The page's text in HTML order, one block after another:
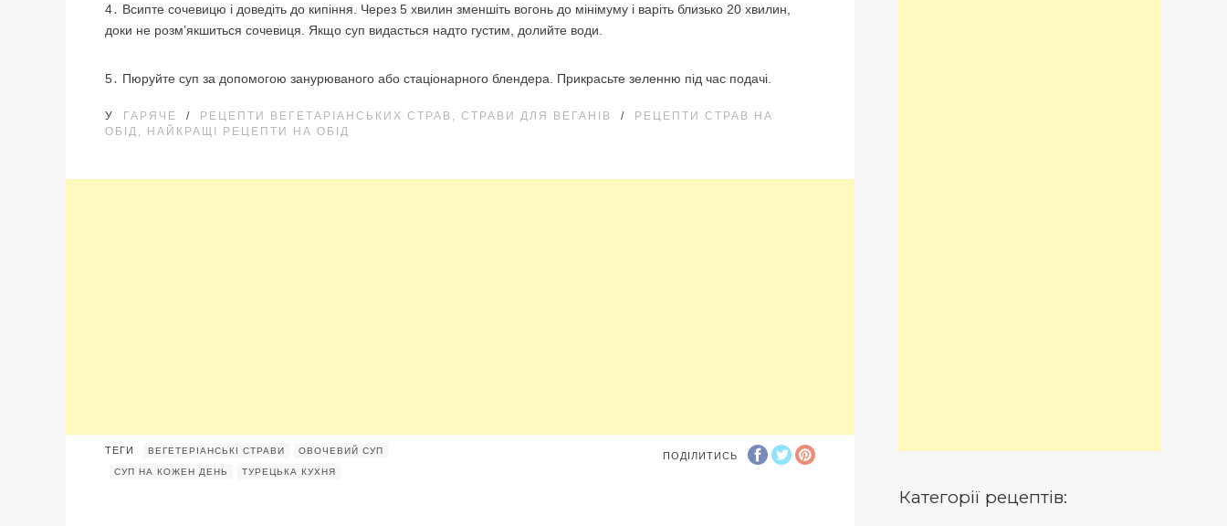
4․ Всипте сочевицю і доведіть до кипіння. Через 5 хвилин зменшіть вогонь до мінімуму і варіть близько 20 хвилин,
доки не розм’якшиться сочевиця. Якщо суп видасться надто густим, долийте води.
5․ Пюруйте суп за допомогою занурюваного або стаціонарного блендера. Прикрасьте зеленню під час подачі.
У ГАРЯЧЕ / РЕЦЕПТИ ВЕГЕТАРІАНСЬКИХ СТРАВ, СТРАВИ ДЛЯ ВЕГАНІВ /
РЕЦЕПТИ СТРАВ НА
ОБІД, НАЙКРАЩІ РЕЦЕПТИ НА ОБІД
ПОДІЛИТИСЬ
ТЕГИ ВЕГЕТЕРІАНСЬКІ СТРАВИ ОВОЧЕВИЙ СУП
СУП НА КОЖЕН ДЕНЬ ТУРЕЦЬКА КУХНЯ
Категорії рецептів: